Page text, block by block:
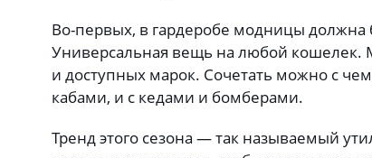
Во-первых, в гардеробе модницы должна
Универсальная вещь на любой кошелек.
и доступных марок. Сочетать можно с
кабами, и с кедами и бомберами.
Тренд этого сезона — так называемый